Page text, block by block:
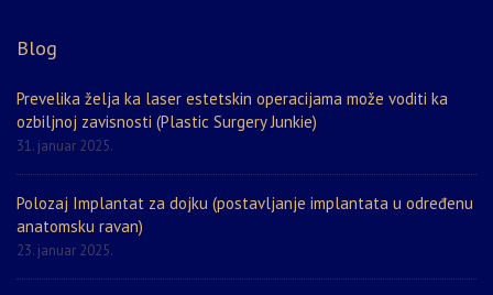
Blog
Prevelika želja ka laser estetskin operacijama može voditi ka
ozbiljnoj zavisnosti (Plastic Surgery Junkie)
31. januar 2025.
Polozaj Implantat za dojku (postavljanje implantata u određenu
anatomsku ravan)
23. januar 2025.